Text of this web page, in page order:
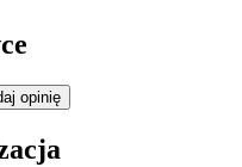
opinię